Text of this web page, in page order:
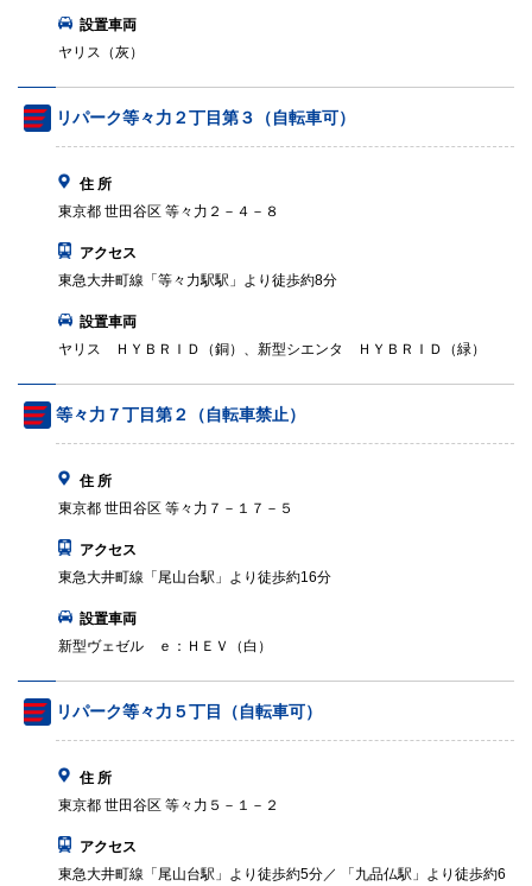
設置車両
ヤリス（灰）
リパーク等々力２丁目第３（自転車可）
住 所
東京都 世田谷区 等々力２－４－８
アクセス
東急大井町線「等々力駅駅」より徒歩約8分
設置車両
ヤリス ＨＹＢＲＩＤ（銅）、新型シエンタ ＨＹＢＲＩＤ（緑）
等々力７丁目第２（自転車禁止）
住 所
東京都 世田谷区 等々力７－１７－５
アクセス
東急大井町線「尾山台駅」より徒歩約16分
設置車両
新型ヴェゼル ｅ：ＨＥＶ（白）
リパーク等々力５丁目（自転車可）
住 所
東京都 世田谷区 等々力５－１－２
アクセス
東急大井町線「尾山台駅」より徒歩約5分／ 「九品仏駅」より徒歩約6